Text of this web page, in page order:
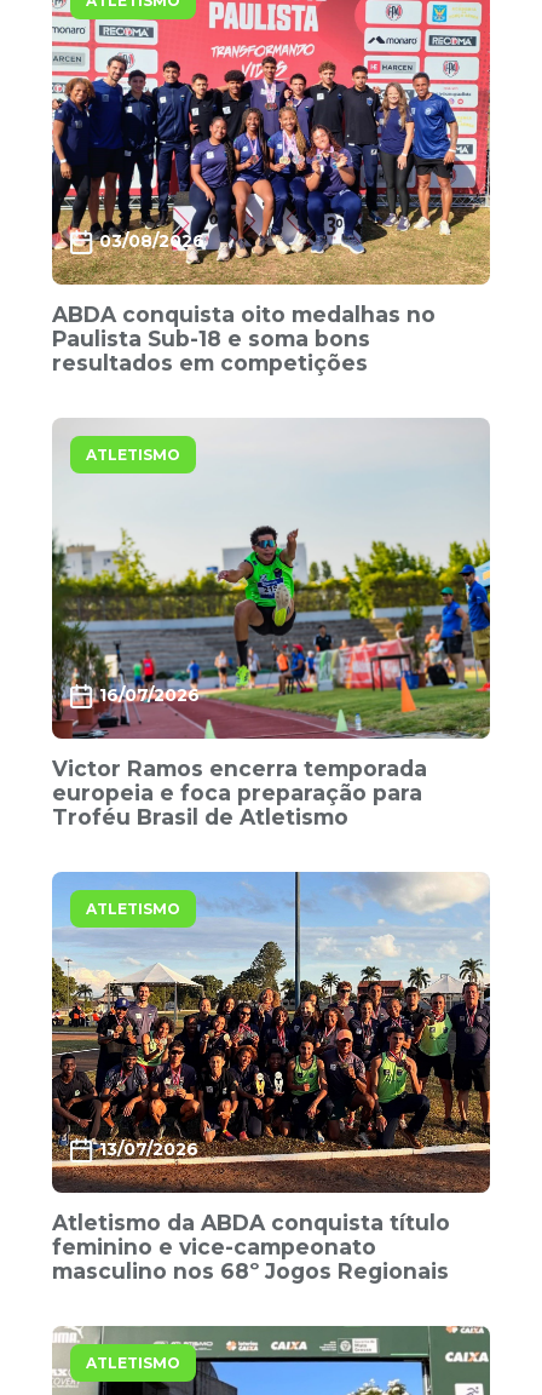
03/08/2026
ABDA conquista oito medalhas no
Paulista Sub-18 e soma bons
resultados em competições
ATLETISMO
16/07/2026
Victor Ramos encerra temporada
europeia e foca preparação para
Troféu Brasil de Atletismo
ATLETISMO
13/07/2026
Atletismo da ABDA conquista título
feminino e vice-campeonato
masculino nos 68º Jogos Regionais
ATLETISMO